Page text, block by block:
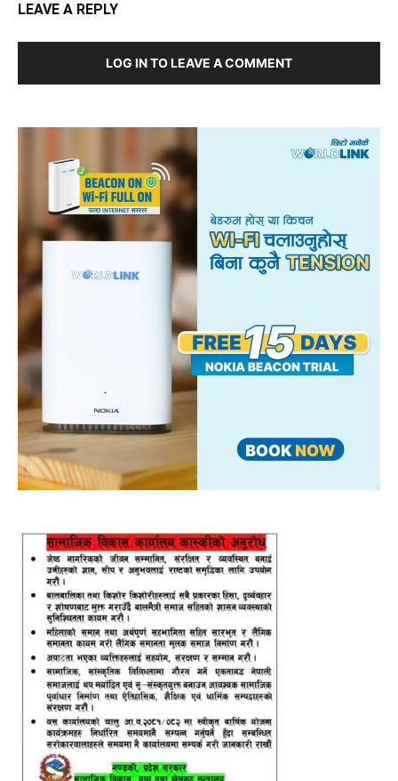
LEAVE A REPLY
LOG IN TO LEAVE A COMMENT